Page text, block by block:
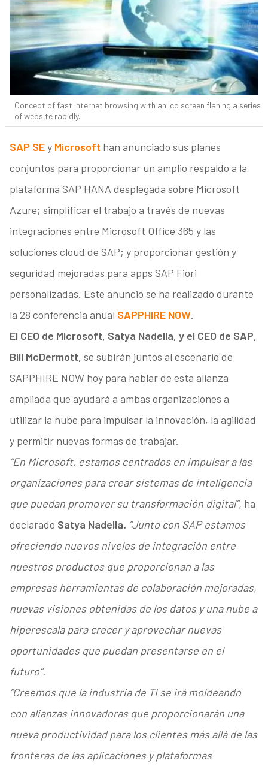
Concept of fast internet browsing with an lcd screen flahing a series
of website rapidly.
SAP SEy Microsoft han anunciado sus planes
conjuntos para proporcionar un amplio respaldo a la
plataforma SAP HANA desplegada sobre Microsoft
Azure; simplificar el trabajo a través de nuevas
integraciones entre Microsoft Office 365 y las
soluciones cloud de SAP; y proporcionar gestión y
seguridad mejoradas para apps SAP Fiori
personalizadas. Este anuncio se ha realizado durante
la 28 conferencia anual SAPPHIRE NOW.
El CEO de Microsoft, Satya Nadella, y el CEO de SAP,
Bill McDermott, se subirán juntos al escenario de
SAPPHIRE NOW hoy para hablar de esta alianza
ampliada que ayudará a ambas organizaciones a
utilizar la nube para impulsar la innovación, la agilidad
y permitir nuevas formas de trabajar.
“En Microsoft, estamos centrados en impulsar a las
organizaciones para crear sistemas de inteligencia
que puedan promover su transformación digital”, ha
declarado Satya Nadella. “Junto con SAP estamos
ofreciendo nuevos niveles de integración entre
nuestros productos que proporcionan a las
empresas herramientas de colaboración mejoradas,
nuevas visiones obtenidas de los datos y una nube a
hiperescala para crecer y aprovechar nuevas
oportunidades que puedan presentarse en el
futuro”.
“Creemos que la industria de TI se irá moldeando
con alianzas innovadoras que proporcionarán una
nueva productividad para los clientes más allá de las
fronteras de las aplicaciones y plataformas